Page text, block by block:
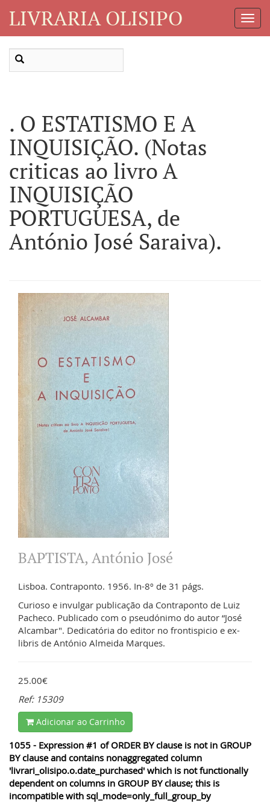
LIVRARIA OLISIPO
. O ESTATISMO E A
INQUISIÇÃO. (Notas
criticas ao livro A
INQUISIÇÃO
PORTUGUESA, de
António José Saraiva).
BAPTISTA, António José
Lisboa. Contraponto. 1956. In-8º de 31 págs.
Curioso e invulgar publicação da Contraponto de Luiz
Pacheco. Publicado com o pseudónimo do autor “José
Alcambar". Dedicatória do editor no frontispicio e ex-
libris de António Almeida Marques.
25.00€
Ref: 15309
Adicionar ao Carrinho
1055 - Expression #1 of ORDER BY clause is not in GROUP
BY clause and contains nonaggregated column
'livrari_olisipo.o.date_purchased' which is not functionally
dependent on columns in GROUP BY clause; this is
incompatible with sql_mode=only_full_group_by